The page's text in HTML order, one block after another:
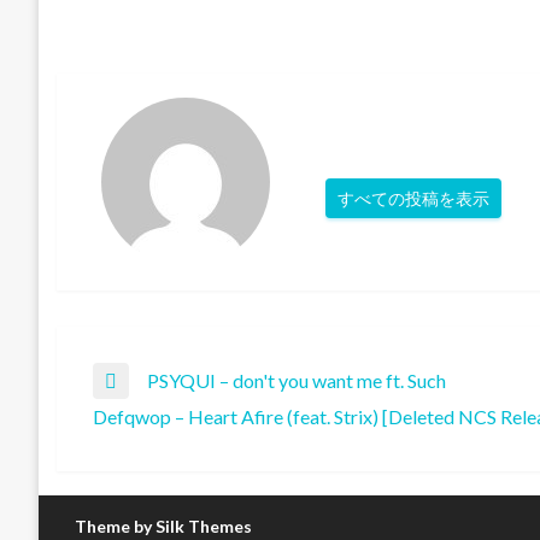
すべての投稿を表示
投
前
の
PSYQUI – don't you want me ft. Such
次
投
稿
Defqwop – Heart Afire (feat. Strix) [Deleted NCS
Theme by Silk Themes